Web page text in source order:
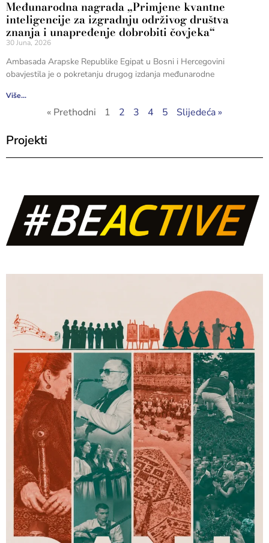
Međunarodna nagrada „Primjene kvantne
inteligencije za izgradnju održivog društva
znanja i unapređenje dobrobiti čovjeka“
30 Juna, 2026
Ambasada Arapske Republike Egipat u Bosni i Hercegovini
obavjestila je o pokretanju drugog izdanja međunarodne
Više...
« Prethodni 1 2 3 4 5 Slijedeća »
Projekti